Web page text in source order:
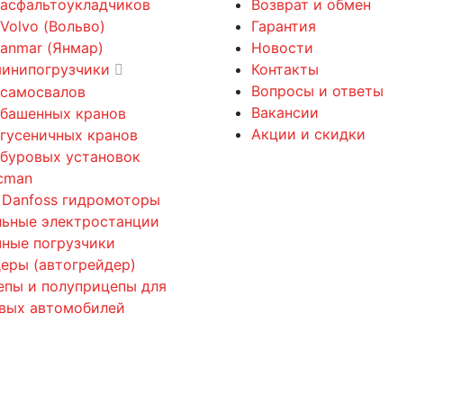
(Вольво)
(Янмар)
кранов
кранов
установок
Danfoss гидромоторы
электростанции
погрузчики
(автогрейдер)
и полуприцепы для
автомобилей
Возврат и обмен
Гарантия
Новости
Контакты
Вопросы и ответы
Вакансии
Акции и скидки